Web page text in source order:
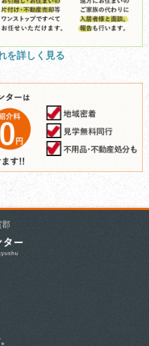
を詳しく見る
郡